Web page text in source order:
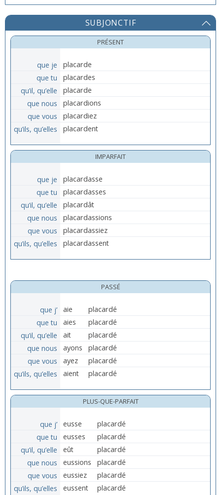
SUBJONCTIF
PRÉSENT
que je
placarde
que tu
placardes
qu’il, qu’elle
placarde
que nous
placardions
que vous
placardiez
qu’ils, qu’elles
placardent
IMPARFAIT
que je
placardasse
que tu
placardasses
qu’il, qu’elle
placardât
que nous
placardassions
que vous
placardassiez
qu’ils, qu’elles
placardassent
PASSÉ
que j’ aie
placardé
que tu
aies
placardé
qu’il, qu’elle
ait
placardé
que nous
ayons
placardé
que vous
ayez
placardé
qu’ils, qu’elles
aient placardé
PLUS-QUE-PARFAIT
que j’ eusse
placardé
que tu
eusses
placardé
qu’il, qu’elle
eût
placardé
que nous
eussions
placardé
que vous
eussiez
placardé
qu’ils, qu’elles
eussent placardé